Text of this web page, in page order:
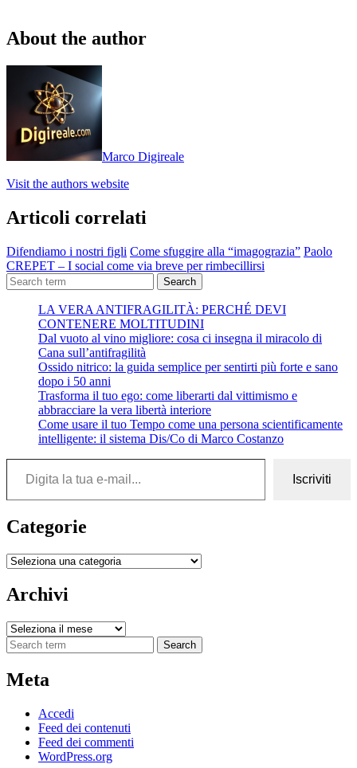
About the author
Marco Digireale
Visit the authors website
Articoli correlati
Difendiamo i nostri figli Come sfuggire alla “imagograzia” Paolo
CREPET – I social come via breve per rimbecillirsi
Search
LA VERA ANTIFRAGILITÀ: PERCHÉ DEVI
CONTENERE MOLTITUDINI
Dal vuoto al vino migliore: cosa ci insegna il miracolo di
Cana sull’antifragilità
Ossido nitrico: la guida semplice per sentirti più forte e sano
dopo i 50 anni
Trasforma il tuo ego: come liberarti dal vittimismo e
abbracciare la vera libertà interiore
Come usare il tuo Tempo come una persona scientificamente
intelligente: il sistema Dis/Co di Marco Costanzo
Digita la tua e-mail...
Iscriviti
Categorie
Categorie
Archivi
Archivi
Search
Meta
Accedi
Feed dei contenuti
Feed dei commenti
WordPress.org